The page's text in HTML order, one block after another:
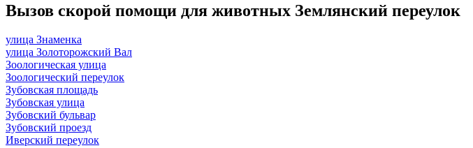
Вызов скорой помощи для животных Землянский переулок
улица Знаменка
улица Золоторожский Вал
Зоологическая улица
Зоологический переулок
Зубовская площадь
Зубовская улица
Зубовский бульвар
Зубовский проезд
Иверский переулок